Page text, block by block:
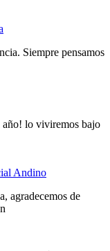
Siempre pensamos
año! lo viviremos bajo
Andino
agradecemos de